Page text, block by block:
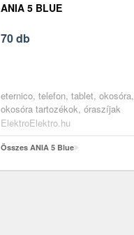
ANIA 5 BLUE
70 db
eternico, telefon, tablet, okosóra,
okosóra tartozékok, óraszíjak
ElektroElektro.hu
Összes ANIA 5 Blue